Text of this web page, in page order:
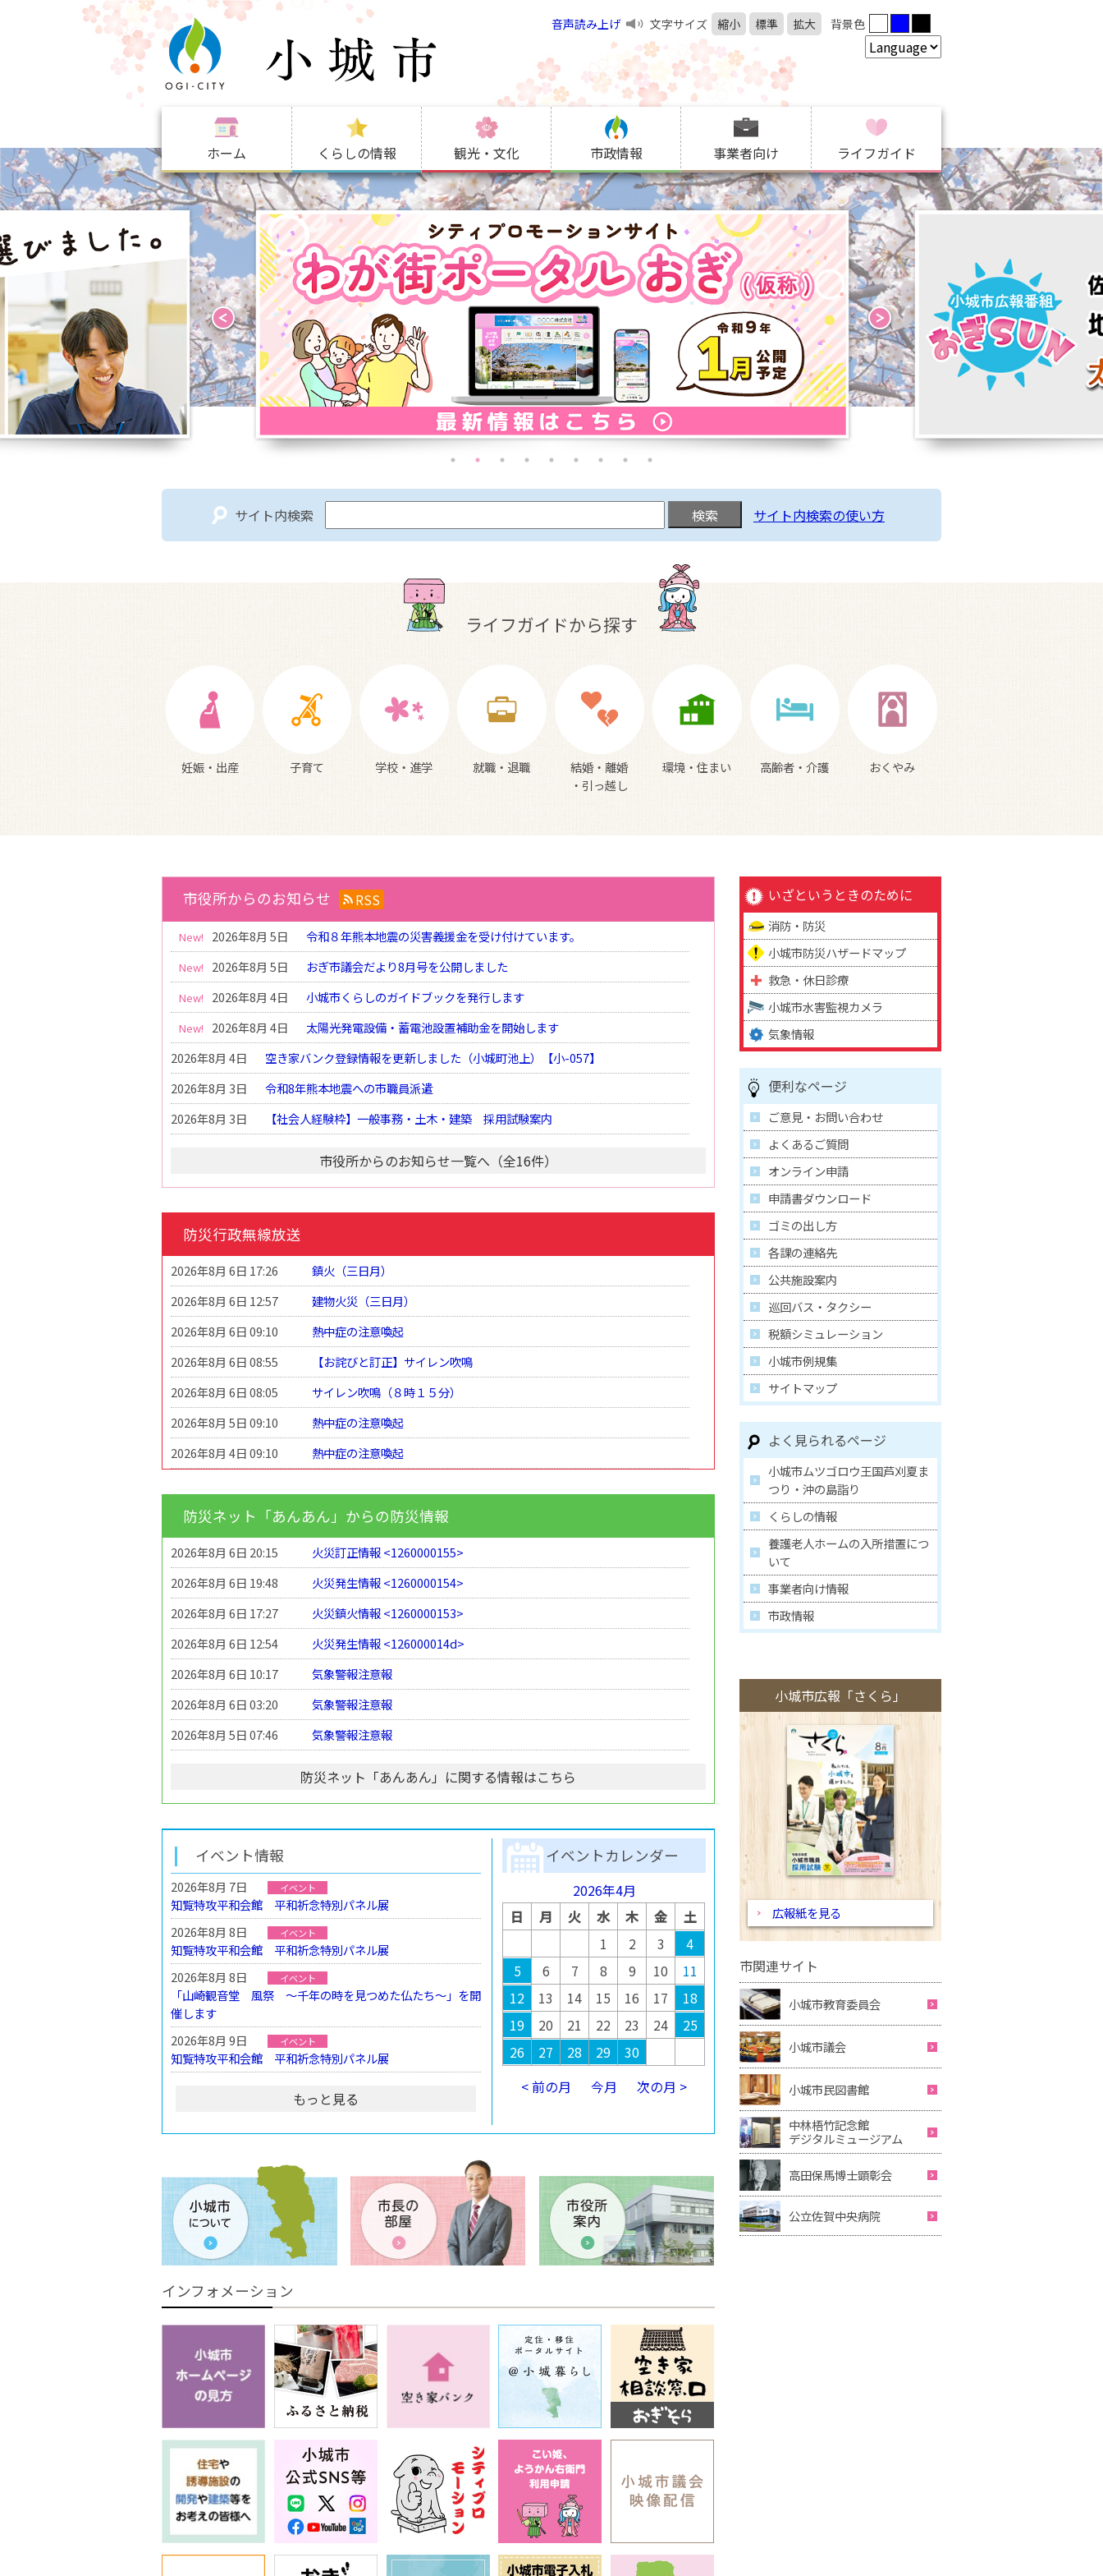
音声読み上げ 文字サイズ 縮小 標準 拡大 背景色
ホーム くらしの情報 観光・文化 市政情報 事業者向け ライフガイド
サイト内検索 サイト内検索の使い方
ライフガイドから探す
妊娠・出産 子育て 学校・進学 就職・退職
結婚・離婚
・引っ越し
環境・住まい 高齢者・介護 おくやみ
市役所からのお知らせ RSS
2026年8月 5日
令和８年熊本地震の災害義援金を受け付けています。
2026年8月 5日
おぎ市議会だより8月号を公開しました
2026年8月 4日
小城市くらしのガイドブックを発行します
2026年8月 4日
太陽光発電設備・蓄電池設置補助金を開始します
2026年8月 4日
空き家バンク登録情報を更新しました（小城町池上）【小-057】
2026年8月 3日
令和8年熊本地震への市職員派遣
2026年8月 3日
【社会人経験枠】一般事務・土木・建築 採用試験案内
市役所からのお知らせ一覧へ（全16件）
防災行政無線放送
2026年8月 6日 17:26
鎮火（三日月）
2026年8月 6日 12:57
建物火災（三日月）
2026年8月 6日 09:10
熱中症の注意喚起
2026年8月 6日 08:55
【お詫びと訂正】サイレン吹鳴
2026年8月 6日 08:05
サイレン吹鳴（８時１５分）
2026年8月 5日 09:10
熱中症の注意喚起
2026年8月 4日 09:10
熱中症の注意喚起
防災ネット「あんあん」からの防災情報
2026年8月 6日 20:15
火災訂正情報 <1260000155>
2026年8月 6日 19:48
火災発生情報 <1260000154>
2026年8月 6日 17:27
火災鎮火情報 <1260000153>
2026年8月 6日 12:54
火災発生情報 <126000014d>
2026年8月 6日 10:17
気象警報注意報
2026年8月 6日 03:20
気象警報注意報
2026年8月 5日 07:46
気象警報注意報
防災ネット「あんあん」に関する情報はこちら
イベント情報
2026年8月 7日 イベント
知覧特攻平和会館 平和祈念特別パネル展
2026年8月 8日
イベント
知覧特攻平和会館 平和祈念特別パネル展
2026年8月 8日
イベント
「山崎観音堂 風祭 ～千年の時を見つめた仏たち～」を開
催します
2026年8月 9日
イベント
知覧特攻平和会館 平和祈念特別パネル展
もっと見る
イベントカレンダー
2026年4月
日
月 火 水 木 金
土
1
2 3
4
5
6 7 8 9 10
11
12
13 14 15 16 17
18
19
20 21 22 23 24
25
26
27 28 29
30
< 前の月
今月 次の月 >
インフォメーション
いざというときのために
消防・防災
小城市防災ハザードマップ
救急・休日診療
小城市水害監視カメラ
気象情報
便利なページ
ご意見・お問い合わせ
よくあるご質問
オンライン申請
申請書ダウンロード
ゴミの出し方
各課の連絡先
公共施設案内
巡回バス・タクシー
税額シミュレーション
小城市例規集
サイトマップ
よく見られるページ
小城市ムツゴロウ王国芦刈夏ま
つり・沖の島詣り
くらしの情報
養護老人ホームの入所措置につ
いて
事業者向け情報
市政情報
小城市広報「さくら」
広報紙を見る
市関連サイト
小城市教育委員会
小城市議会
小城市民図書館
中林梧竹記念館
デジタルミュージアム
高田保馬博士顕彰会
公立佐賀中央病院